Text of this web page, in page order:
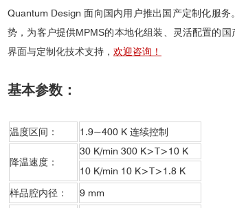
Quantum Design 面向国内用户推出国产定制化服
势，为客户提供MPMS的本地化组装、灵活配置的
界面与定制化技术支持， 欢迎咨询！
基本参数：
温度区间： 1.9~400 K 连续控制
降温速度：
30 K/min 300 K>T>10 K
10 K/min 10 K>T>1.8 K
样品腔内径：
9 mm